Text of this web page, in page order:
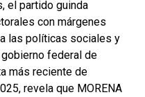
el partido guinda
con márgenes
las políticas sociales y
federal de
más reciente de
revela que MORENA